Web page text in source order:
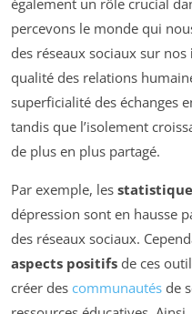
également un rôle crucial
percevons le monde qui
des réseaux sociaux sur nos
qualité des relations
superficialité des échanges
tandis que l’isolement
de plus en plus partagé.
Par exemple, les
dépression sont en hausse
des réseaux sociaux.
aspects positifs de ces
créer des communautés de